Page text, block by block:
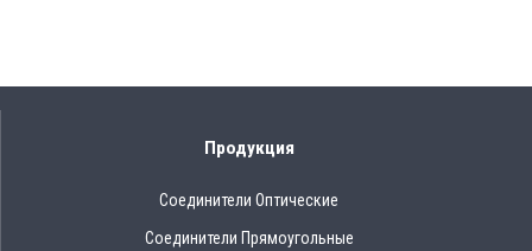
Продукция
Соединители Оптические
Соединители Прямоугольные